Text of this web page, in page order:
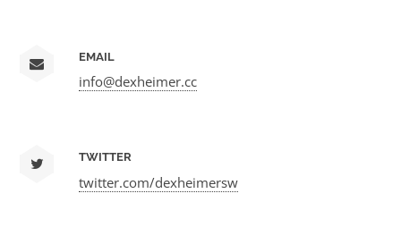
EMAIL
info@dexheimer.cc
TWITTER
twitter.com/dexheimersw